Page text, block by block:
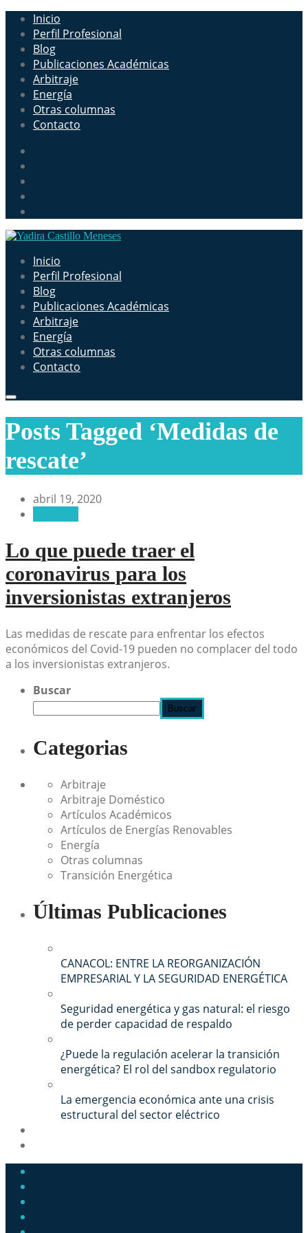
Inicio
Perfil Profesional
Blog
Publicaciones Académicas
Arbitraje
Energía
Otras columnas
Contacto
Inicio
Perfil Profesional
Blog
Publicaciones Académicas
Arbitraje
Energía
Otras columnas
Contacto
Posts Tagged ‘Medidas de
rescate’
abril 19, 2020
Lo que puede traer el
coronavirus para los
inversionistas extranjeros
Las medidas de rescate para enfrentar los efectos
económicos del Covid-19 pueden no complacer del todo
a los inversionistas extranjeros.
Buscar
Buscar
Categorias
Arbitraje
Arbitraje Doméstico
Artículos Académicos
Artículos de Energías Renovables
Energía
Otras columnas
Transición Energética
Últimas Publicaciones
CANACOL: ENTRE LA REORGANIZACIÓN
EMPRESARIAL Y LA SEGURIDAD ENERGÉTICA
Seguridad energética y gas natural: el riesgo
de perder capacidad de respaldo
¿Puede la regulación acelerar la transición
energética? El rol del sandbox regulatorio
La emergencia económica ante una crisis
estructural del sector eléctrico